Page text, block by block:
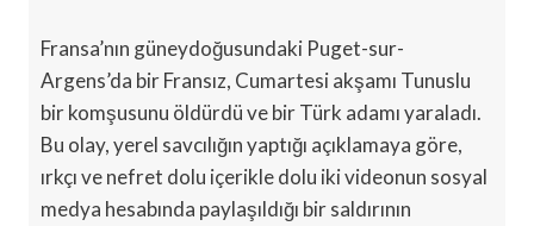
Fransa’nın güneydoğusundaki Puget-sur-
Argens’da bir Fransız, Cumartesi akşamı Tunuslu
bir komşusunu öldürdü ve bir Türk adamı yaraladı.
Bu olay, yerel savcılığın yaptığı açıklamaya göre,
ırkçı ve nefret dolu içerikle dolu iki videonun sosyal
medya hesabında paylaşıldığı bir saldırının